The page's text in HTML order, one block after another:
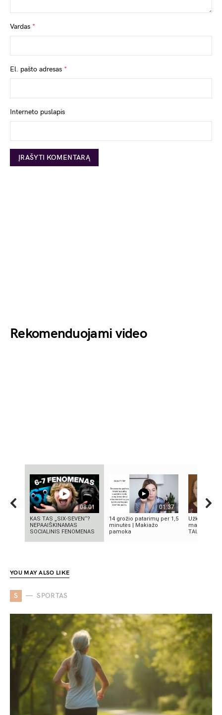
Vardas *
El. pašto adresas *
Interneto puslapis
Rekomenduojami video
08:01
KAS TAS „SIX-SEVEN“?
NEPAAIŠKINAMAS
SOCIALINIS FENOMENAS
01:37
14 grožio patarimų per 1,5
minutės | Makiažo
pamoka
Užkritę
makiažo
TAU!!! |
YOU MAY ALSO LIKE
S SPORTAS